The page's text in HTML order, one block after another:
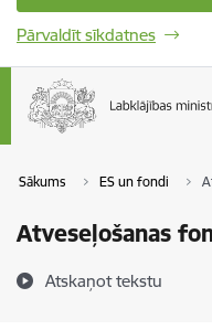
Pārvaldīt sīkdatnes
Sākums ES un fondi
Atveseļošanas
Atskaņot tekstu